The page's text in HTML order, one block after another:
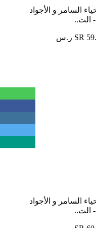
طلب 4 كرتون لٱحياء السامر و الأجواد
طلب 4 كرتون لٱحياء السامر و الأجواد